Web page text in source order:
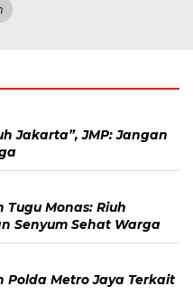
Jakarta”, JMP: Jangan
Monas: Riuh
Senyum Sehat Warga
Polda Metro Jaya Terkait